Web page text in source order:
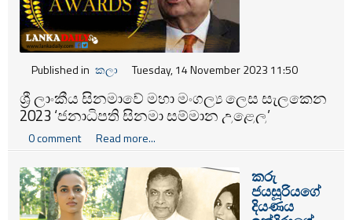
Published in කලා Tuesday, 14 November 2023 11:50
ශ්‍රී ලාංකීය සිනමාවේ මහා මංගල්‍ය ලෙස සැලකෙන
2023 ‘ජනාධිපති සිනමා සම්මාන උළෙල’
ජනාධිපතිවරයාගේ ප්‍රධානත්වයෙන් මෙවර
පැවැත්වේ.
0 comment Read more...
කරු
ජයසූරියගේ
දියණය